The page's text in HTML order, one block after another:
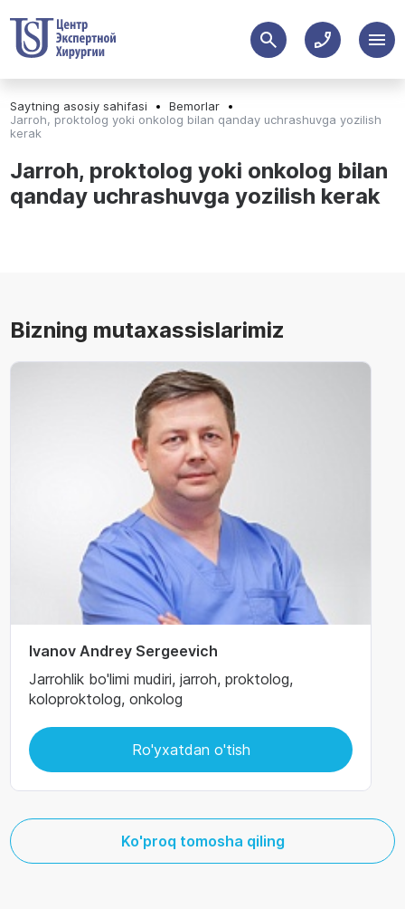
Saytning asosiy sahifasi
Bemorlar
Jarroh, proktolog yoki onkolog bilan qanday uchrashuvga yozilish
kerak
Jarroh, proktolog yoki onkolog bilan
qanday uchrashuvga yozilish kerak
Bizning mutaxassislarimiz
Ivanov Andrey Sergeevich
Jarrohlik bo'limi mudiri, jarroh, proktolog,
koloproktolog, onkolog
Ro'yxatdan o'tish
Ko'proq tomosha qiling